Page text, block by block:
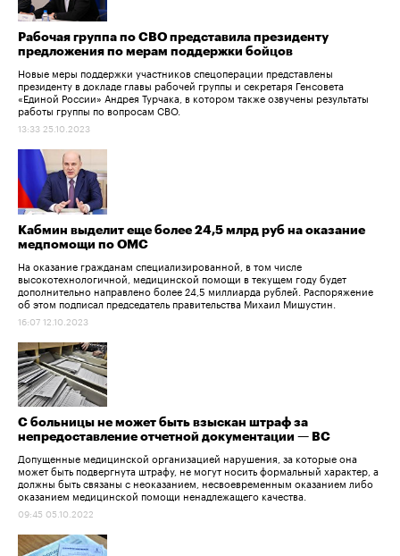
Рабочая группа по СВО представила президенту
предложения по мерам поддержки бойцов
Новые меры поддержки участников спецоперации представлены
президенту в докладе главы рабочей группы и секретаря Генсовета
«Единой России» Андрея Турчака, в котором также озвучены результаты
работы группы по вопросам СВО.
13:33 25.10.2023
Кабмин выделит еще более 24,5 млрд руб на оказание
медпомощи по ОМС
На оказание гражданам специализированной, в том числе
высокотехнологичной, медицинской помощи в текущем году будет
дополнительно направлено более 24,5 миллиарда рублей. Распоряжение
об этом подписал председатель правительства Михаил Мишустин.
16:07 12.10.2023
С больницы не может быть взыскан штраф за
непредоставление отчетной документации — ВС​
Допущенные медицинской организацией нарушения, за которые она
может быть подвергнута​ штрафу, не могут носить формальный характер, а
должны быть связаны с неоказанием, несвоевременным оказанием либо
оказанием медицинской помощи ненадлежащего качества.
09:45 05.10.2022